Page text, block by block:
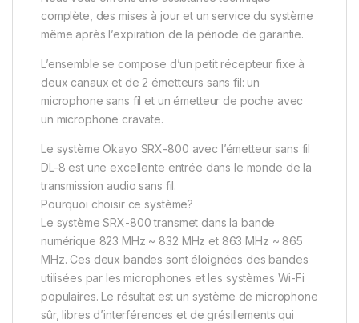
complète, des mises à jour et un service du système
même après l’expiration de la période de garantie.
L’ensemble se compose d’un petit récepteur fixe à
deux canaux et de 2 émetteurs sans fil: un
microphone sans fil et un émetteur de poche avec
un microphone cravate.
Le système Okayo SRX-800 avec l’émetteur sans fil
DL-8 est une excellente entrée dans le monde de la
transmission audio sans fil.
Pourquoi choisir ce système?
Le système SRX-800 transmet dans la bande
numérique 823 MHz ~ 832 MHz et 863 MHz ~ 865
MHz. Ces deux bandes sont éloignées des bandes
utilisées par les microphones et les systèmes Wi-Fi
populaires. Le résultat est un système de microphone
sûr, libres d’interférences et de grésillements qui